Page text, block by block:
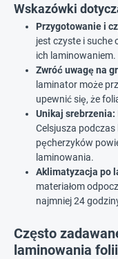
Wskazówki
Przygotowanie i
jest czyste i suche
ich laminowaniem.
Zwróć uwagę na
laminator może
upewnić się, że
Unikaj srebrzenia:
Celsjusza
pęcherzyków
laminowania.
Aklimatyzacja po
materiałom
najmniej 24
Często
laminowania folii